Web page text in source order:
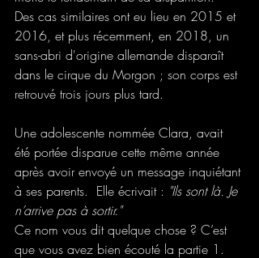
Des cas similaires ont eu lieu en 2015 et
2016, et plus récemment, en 2018, un
sans-abri d'origine allemande disparaît
dans le cirque du Morgon ; son corps est
retrouvé trois jours plus tard.
Une adolescente nommée Clara, avait
été portée disparue cette même année
après avoir envoyé un message inquiétant
à ses parents.  Elle écrivait : "Ils sont là. Je
n’arrive pas à sortir."
Ce nom vous dit quelque chose ? C’est
que vous avez bien écouté la partie 1.